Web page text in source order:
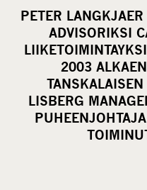
a
r
e
o
n
s
o
c
PETER
ADVISORIKSI
2003
LISBERG